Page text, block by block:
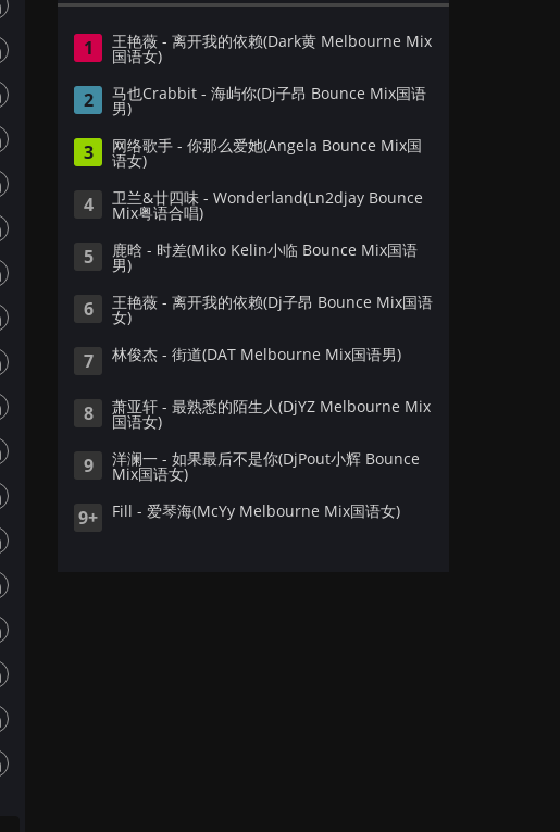
1 王艳薇 - 离开我的依赖(Dark黄 Melbourne Mix
国语女)
2 马也Crabbit - 海屿你(Dj子昂 Bounce Mix国语
男)
3 网络歌手 - 你那么爱她(Angela Bounce Mix国
语女)
4 卫兰&廿四味 - Wonderland(Ln2djay Bounce
Mix粤语合唱)
5 鹿晗 - 时差(Miko Kelin小临 Bounce Mix国语
男)
6 王艳薇 - 离开我的依赖(Dj子昂 Bounce Mix国语
女)
7 林俊杰 - 街道(DAT Melbourne Mix国语男)
8 萧亚轩 - 最熟悉的陌生人(DjYZ Melbourne Mix
国语女)
9 洋澜一 - 如果最后不是你(DjPout小辉 Bounce
Mix国语女)
9+ Fill - 爱琴海(McYy Melbourne Mix国语女)